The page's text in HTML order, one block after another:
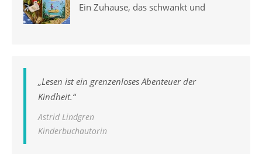
Ein Zuhause, das schwankt und
„Lesen ist ein grenzenloses Abenteuer der
Kindheit.“
Astrid Lindgren
Kinderbuchautorin